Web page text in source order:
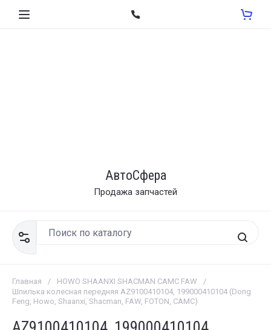
АвтоСфера
Продажа запчастей
Главная / HOWO SHAANXI SHACMAN CAMC FAW
/
Шпилька колесная передняя AZ9100410104, 199000410104 (Dong
Feng, Howo, Shaanxi, Shacman, FAW, FOTON, CAMC)